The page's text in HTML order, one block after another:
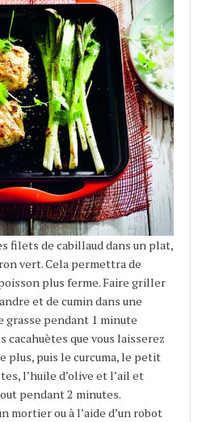
filets de cabillaud dans un plat,
vert. Cela permettra de
plus ferme. Faire griller
et de cumin dans une
grasse pendant 1 minute
cacahuètes que vous laisserez
plus, puis le curcuma, le petit
l’huile d’olive et l’ail et
pendant 2 minutes.
mortier ou à l’aide d’un robot